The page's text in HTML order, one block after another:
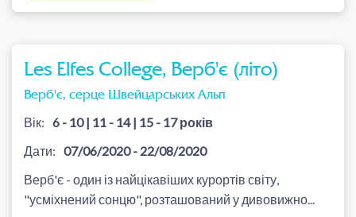
Les Elfes College, Верб'є (літо)
Верб'є, серце Швейцарських Альп
Вік: 6 - 10 | 11 - 14 | 15 - 17 років
Дати: 07/06/2020 - 22/08/2020
Верб'є - один із найцікавіших курортів світу,
"усміхнений сонцю", розташований у дивовижно...